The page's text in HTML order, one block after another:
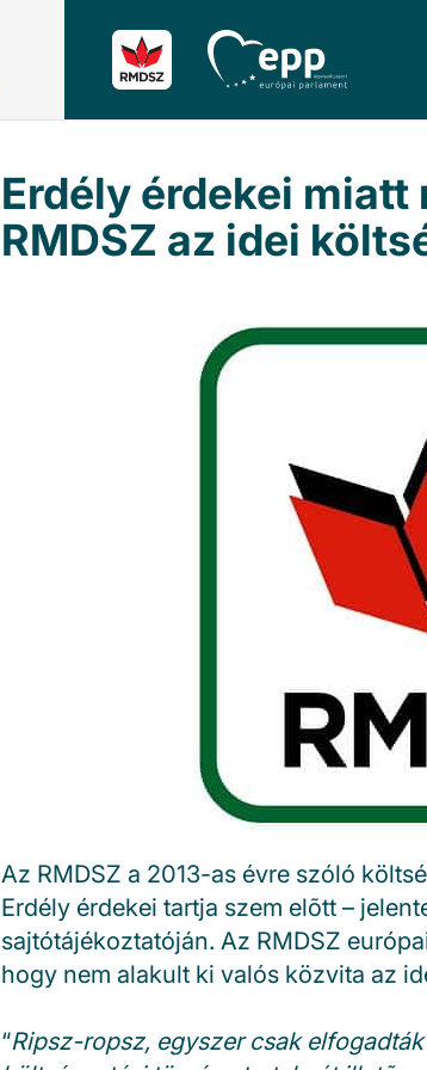
Erdély érdekei miatt
RMDSZ az idei
Az RMDSZ a 2013-as évre szóló
Erdély érdekei tartja szem elõtt –
sajtótájékoztatóján. Az RMDSZ
hogy nem alakult ki valós közvita az
“Ripsz-ropsz, egyszer csak